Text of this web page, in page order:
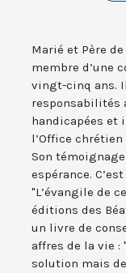
Marié et Père
membre d’une
vingt-cinq ans.
responsabilités
handicapées et
l’Office chrétien
Son
espérance.
"L’évangile de
éditions des
un livre de
affres de la vie :
solution mais